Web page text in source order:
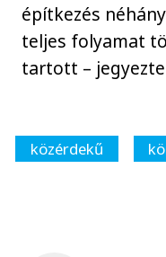
építkezés
teljes folyamat
tartott –
közérdekű